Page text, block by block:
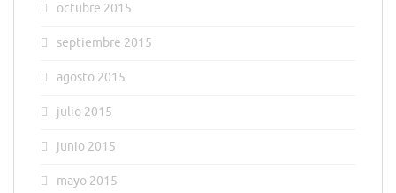
octubre 2015
septiembre 2015
agosto 2015
julio 2015
junio 2015
mayo 2015